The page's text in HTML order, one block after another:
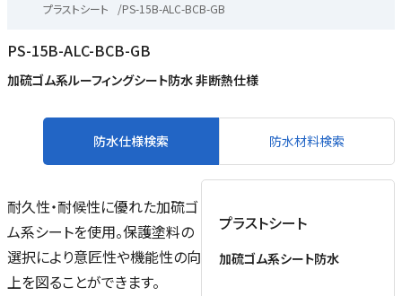
プラストシート
/PS-15B-ALC-BCB-GB
PS-15B-ALC-BCB-GB
加硫ゴム系ルーフィングシート防水 非断熱仕様
防水仕様検索 防水材料検索
耐久性・耐候性に優れた加硫ゴ
ム系シートを使用。保護塗料の
選択により意匠性や機能性の向
上を図ることができます。
プラストシート
加硫ゴム系シート防水